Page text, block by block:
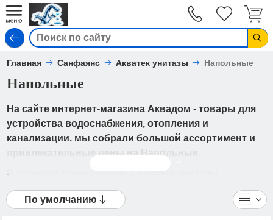
Главная Санфаянс Акватек унитазы Напольные
Напольные
На сайте интернет-магазина Аквадом - товары для
устройства водоснабжения, отопления и
канализации. мы собрали большой ассортимент и
В каталоге представлены Акватек унитазы
- Напольные от ведущих мировых производителей.
Вы можете ознакомиться с фотографиями,
По умолчанию